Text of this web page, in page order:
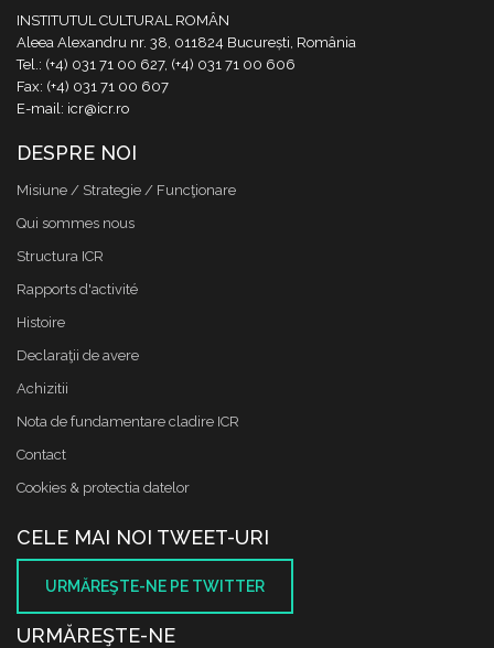
INSTITUTUL CULTURAL ROMÂN
Aleea Alexandru nr. 38, 011824 București, România
Tel.: (+4) 031 71 00 627, (+4) 031 71 00 606
Fax: (+4) 031 71 00 607
E-mail: icr@icr.ro
DESPRE NOI
Misiune / Strategie / Funcţionare
Qui sommes nous
Structura ICR
Rapports d'activité
Histoire
Declaraţii de avere
Achizitii
Nota de fundamentare cladire ICR
Contact
Cookies & protectia datelor
CELE MAI NOI TWEET-URI
URMĂREŞTE-NE PE TWITTER
URMĂREŞTE-NE